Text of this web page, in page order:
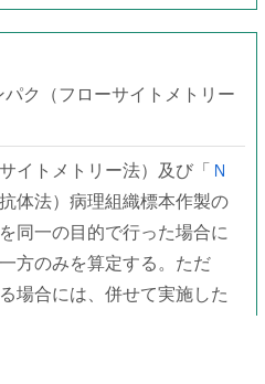
ク（フローサイトメトリー
イトメトリー法）及び「 Ｎ
体法）病理組織標本作製の
同一の目的で行った場合に
方のみを算定する。ただ
場合には、併せて実施した